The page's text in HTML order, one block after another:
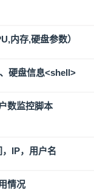
内存,硬盘参数）
硬盘信息<shell>
数监控脚本
IP，用户名
情况